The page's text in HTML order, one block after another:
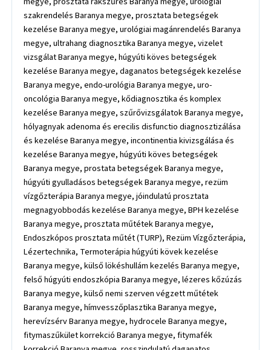
szakrendelés Baranya megye, prosztata betegségek
kezelése Baranya megye, urológiai magánrendelés Baranya
megye, ultrahang diagnosztika Baranya megye, vizelet
vizsgálat Baranya megye, húgyúti köves betegségek
kezelése Baranya megye, daganatos betegségek kezelése
Baranya megye, endo-urológia Baranya megye, uro-
oncológia Baranya megye, kődiagnosztika és komplex
kezelése Baranya megye, szűrővizsgálatok Baranya megye,
hólyagnyak adenoma és erecilis disfunctio diagnosztizálása
és kezelése Baranya megye, incontinentia kivizsgálása és
kezelése Baranya megye, húgyúti köves betegségek
Baranya megye, prostata betegségek Baranya megye,
húgyúti gyulladásos betegségek Baranya megye, rezüm
vízgőzterápia Baranya megye, jóindulatú prosztata
megnagyobbodás kezelése Baranya megye, BPH kezelése
Baranya megye, prosztata műtétek Baranya megye,
Endoszkópos prosztata műtét (TURP), Rezüm Vízgőzterápia,
Lézertechnika, Termoterápia húgyúti kövek kezelése
Baranya megye, külső lökéshullám kezelés Baranya megye,
felső húgyúti endoszkópia Baranya megye, lézeres kőzúzás
Baranya megye, külső nemi szerven végzett műtétek
Baranya megye, hímvesszőplasztika Baranya megye,
herevízsérv Baranya megye, hydrocele Baranya megye,
fitymaszűkület korrekció Baranya megye, fitymafék